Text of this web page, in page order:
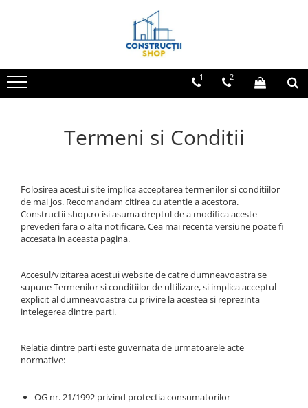
Radiatoare
Radiatoare din panouri de otel
Centrale Termice
Condensare cu ACM
Termostate
Aparataj joasa tensiune
Asfora
Legrand Kaptika
Corpuri de iluminat
Accesorii
Sigurante Comtec
Sigurante Gewiss
Sigurante Legrand
Tablouri electrice
Echipamente si Instalatii Sanitare
Chiuvete granit
Accestorii baie si bucatarie
Baterii Chiuvete
Accesorii Instalatii Sanitare
Ferro baterii bucatarie
Ferro Smile
Gresie
Faianta
Plinta
Parchet laminat
Amorse
Lacuri si emailuri
Vopsele lavabile pentru exterior
Adezivi pentru placari ceramice
Adezivi pentru termoizolatie
Premixuri
Sape
1 2
Termeni si Conditii
Folosirea acestui site implica acceptarea termenilor si conditiilor
de mai jos. Recomandam citirea cu atentie a acestora.
Constructii-shop.ro isi asuma dreptul de a modifica aceste
prevederi fara o alta notificare. Cea mai recenta versiune poate fi
accesata in aceasta pagina.
Accesul/vizitarea acestui website de catre dumneavoastra se
supune Termenilor si conditiilor de ultilizare, si implica acceptul
explicit al dumneavoastra cu privire la acestea si reprezinta
intelegerea dintre parti.
Relatia dintre parti este guvernata de urmatoarele acte
normative:
OG nr. 21/1992 privind protectia consumatorilor